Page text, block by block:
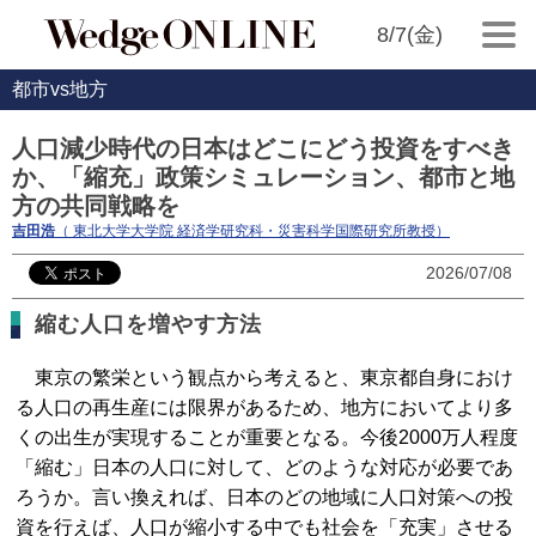
8/7(金)
都市vs地方
人口減少時代の日本はどこにどう投資をすべき
か、「縮充」政策シミュレーション、都市と地
方の共同戦略を
吉田浩 （ 東北大学大学院 経済学研究科・災害科学国際研究所教授）
2026/07/08
縮む人口を増やす方法
東京の繁栄という観点から考えると、東京都自身におけ
る人口の再生産には限界があるため、地方においてより多
くの出生が実現することが重要となる。今後2000万人程度
「縮む」日本の人口に対して、どのような対応が必要であ
ろうか。言い換えれば、日本のどの地域に人口対策への投
資を行えば、人口が縮小する中でも社会を「充実」させる